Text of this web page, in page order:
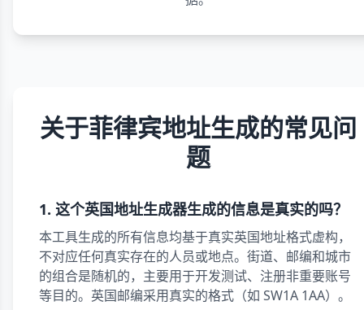
关于菲律宾地址生成的常见问
题
1. 这个英国地址生成器生成的信息是真实的吗？
本工具生成的所有信息均基于真实英国地址格式虚构，
不对应任何真实存在的人员或地点。街道、邮编和城市
的组合是随机的，主要用于开发测试、注册非重要账号
等目的。英国邮编采用真实的格式（如 SW1A 1AA）。